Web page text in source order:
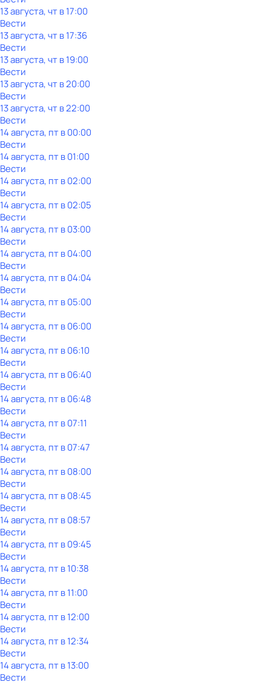
13 августа, чт в 17:00
Вести
13 августа, чт в 17:36
Вести
13 августа, чт в 19:00
Вести
13 августа, чт в 20:00
Вести
13 августа, чт в 22:00
Вести
14 августа, пт в 00:00
Вести
14 августа, пт в 01:00
Вести
14 августа, пт в 02:00
Вести
14 августа, пт в 02:05
Вести
14 августа, пт в 03:00
Вести
14 августа, пт в 04:00
Вести
14 августа, пт в 04:04
Вести
14 августа, пт в 05:00
Вести
14 августа, пт в 06:00
Вести
14 августа, пт в 06:10
Вести
14 августа, пт в 06:40
Вести
14 августа, пт в 06:48
Вести
14 августа, пт в 07:11
Вести
14 августа, пт в 07:47
Вести
14 августа, пт в 08:00
Вести
14 августа, пт в 08:45
Вести
14 августа, пт в 08:57
Вести
14 августа, пт в 09:45
Вести
14 августа, пт в 10:38
Вести
14 августа, пт в 11:00
Вести
14 августа, пт в 12:00
Вести
14 августа, пт в 12:34
Вести
14 августа, пт в 13:00
Вести